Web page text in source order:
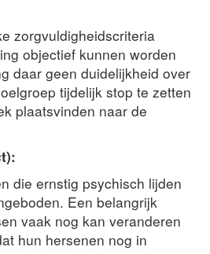
zorgvuldigheidscriteria
objectief kunnen worden
daar geen duidelijkheid over
tijdelijk stop te zetten
plaatsvinden naar de
die ernstig psychisch lijden
Een belangrijk
vaak nog kan veranderen
hun hersenen nog in